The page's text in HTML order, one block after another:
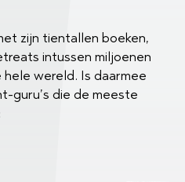
zijn tientallen boeken,
intussen miljoenen
wereld. Is daarmee
guru’s die de meeste